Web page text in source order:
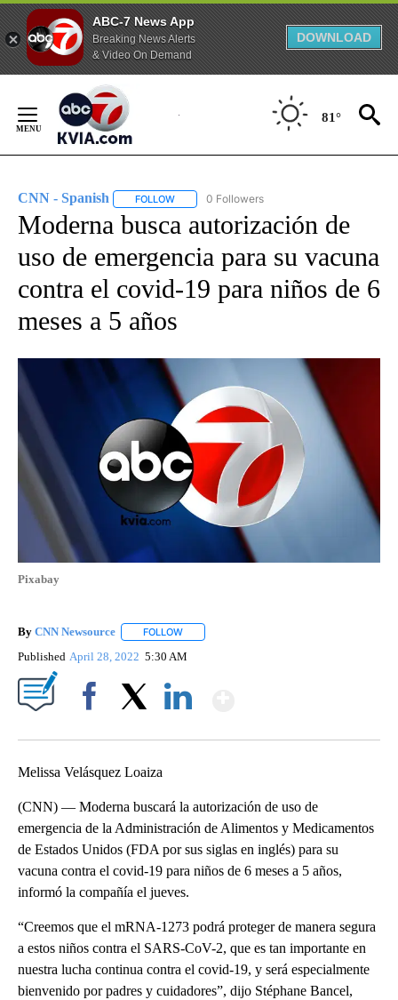
ABC-7 News App
Breaking News Alerts
& Video On Demand
DOWNLOAD
Content
81°
CNN - Spanish FOLLOW FOLLOW "CNN - SPANISH" TO RECEIVE
0 Followers
Moderna busca autorización de
uso de emergencia para su vacuna
contra el covid-19 para niños de 6
meses a 5 años
Pixabay
By CNN Newsource FOLLOW
Published April 28, 2022 5:30 AM
Melissa Velásquez Loaiza
(CNN) — Moderna buscará la autorización de uso de
emergencia de la Administración de Alimentos y Medicamentos
de Estados Unidos (FDA por sus siglas en inglés) para su
vacuna contra el covid-19 para niños de 6 meses a 5 años,
informó la compañía el jueves.
“Creemos que el mRNA-1273 podrá proteger de manera segura
a estos niños contra el SARS-CoV-2, que es tan importante en
nuestra lucha continua contra el covid-19, y será especialmente
bienvenido por padres y cuidadores”, dijo Stéphane Bancel,